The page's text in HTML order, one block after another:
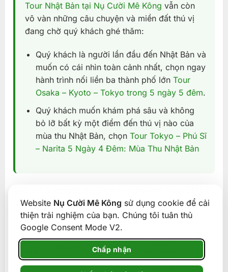
Website Nụ Cười Mê Kông sử dụng cookie để cải
thiện trải nghiệm của bạn. Chúng tôi tuân thủ
Google Consent Mode V2.
Chấp nhận
Tour Nhật Bản tại Nụ Cười Mê Kông vẫn còn
vô vàn những câu chuyện và miền đất thú vị
đang chờ quý khách ghé thăm:
Quý khách là người lần đầu đến Nhật Bản và
muốn có cái nhìn toàn cảnh nhất, chọn ngay
hành trình nối liền ba thành phố lớn Tour
Osaka – Kyoto – Tokyo trong 5 ngày 5 đêm.
Quý khách muốn khám phá sâu và không
bỏ lỡ bất kỳ một điểm đến thú vị nào của
mùa thu Nhật Bản, chọn Tour Tokyo – Phú Sĩ
– Narita 5 Ngày 4 Đêm: Mùa Thu Nhật Bản
Giá vé ghép khách
Ngày
hành
Giá Người
lớn
dưới 10
giường
giường
riêng)